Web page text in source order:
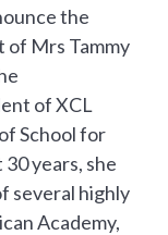
the
of Mrs Tammy
of XCL
School for
years, she
several highly
Academy,